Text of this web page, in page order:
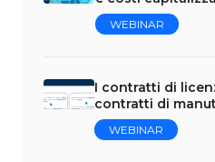
WEBINAR
I contratti di
contratti di
WEBINAR